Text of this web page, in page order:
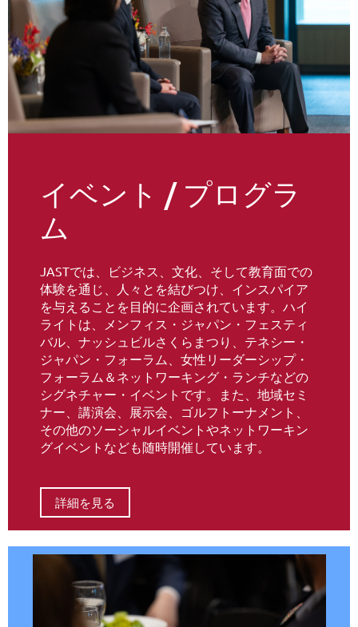
イベント / プログラ
ム
JASTでは、ビジネス、文化、そして教育面での
体験を通じ、人々とを結びつけ、インスパイア
を与えることを目的に企画されています。ハイ
ライトは、メンフィス・ジャパン・フェスティ
バル、ナッシュビルさくらまつり、テネシー・
ジャパン・フォーラム、女性リーダーシップ・
フォーラム＆ネットワーキング・ランチなどの
シグネチャー・イベントです。また、地域セミ
ナー、講演会、展示会、ゴルフトーナメント、
その他のソーシャルイベントやネットワーキン
グイベントなども随時開催しています。
詳細を見る